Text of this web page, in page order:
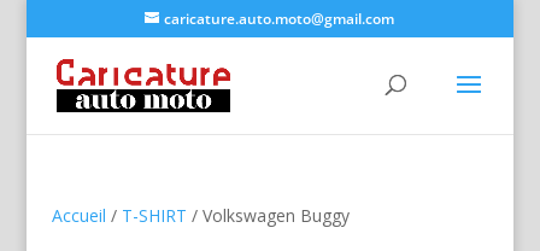
caricature.auto.moto@gmail.com
Accueil / T-SHIRT / Volkswagen Buggy